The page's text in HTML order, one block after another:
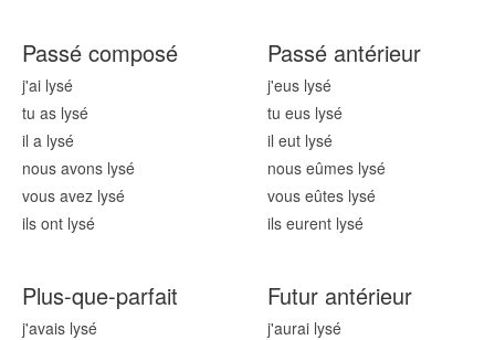
Passé composé
j'ai lysé
tu as lysé
il a lysé
nous avons lysé
vous avez lysé
ils ont lysé
Passé antérieur
j'eus lysé
tu eus lysé
il eut lysé
nous eûmes lysé
vous eûtes lysé
ils eurent lysé
Plus-que-parfait
j'avais lysé
Futur antérieur
j'aurai lysé